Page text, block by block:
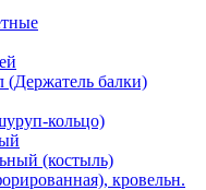
(Держатель балки)
кольцо)
(костыль)
кровельн.